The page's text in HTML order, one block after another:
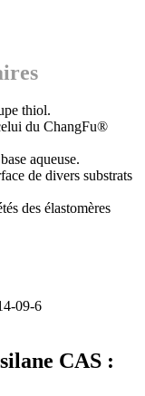
thiol.
du ChangFu®
aqueuse.
de divers substrats
des élastomères
09-6
CAS :